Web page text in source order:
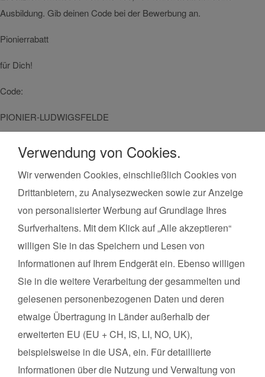
Ausbildung. Gib deinen Code bei der Bewerbung an.
Pionierrabatt
für Dich!
Code:
PIONIER-LUDWIGSFELDE
Kurse finden Vor Ort in deiner Nähe!
Kursart
Datenschutz
Impressum
Über uns
Verwendung von Cookies.
Wir verwenden Cookies, einschließlich Cookies von
Drittanbietern, zu Analysezwecken sowie zur Anzeige
von personalisierter Werbung auf Grundlage Ihres
Surfverhaltens. Mit dem Klick auf „Alle akzeptieren“
willigen Sie in das Speichern und Lesen von
Informationen auf Ihrem Endgerät ein. Ebenso willigen
Sie in die weitere Verarbeitung der gesammelten und
gelesenen personenbezogenen Daten und deren
etwaige Übertragung in Länder außerhalb der
erweiterten EU (EU + CH, IS, LI, NO, UK),
beispielsweise in die USA, ein. Für detaillierte
Informationen über die Nutzung und Verwaltung von